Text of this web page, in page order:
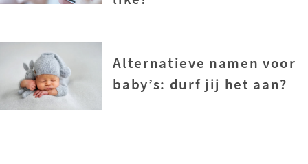
Alternatieve namen voor
baby’s: durf jij het aan?